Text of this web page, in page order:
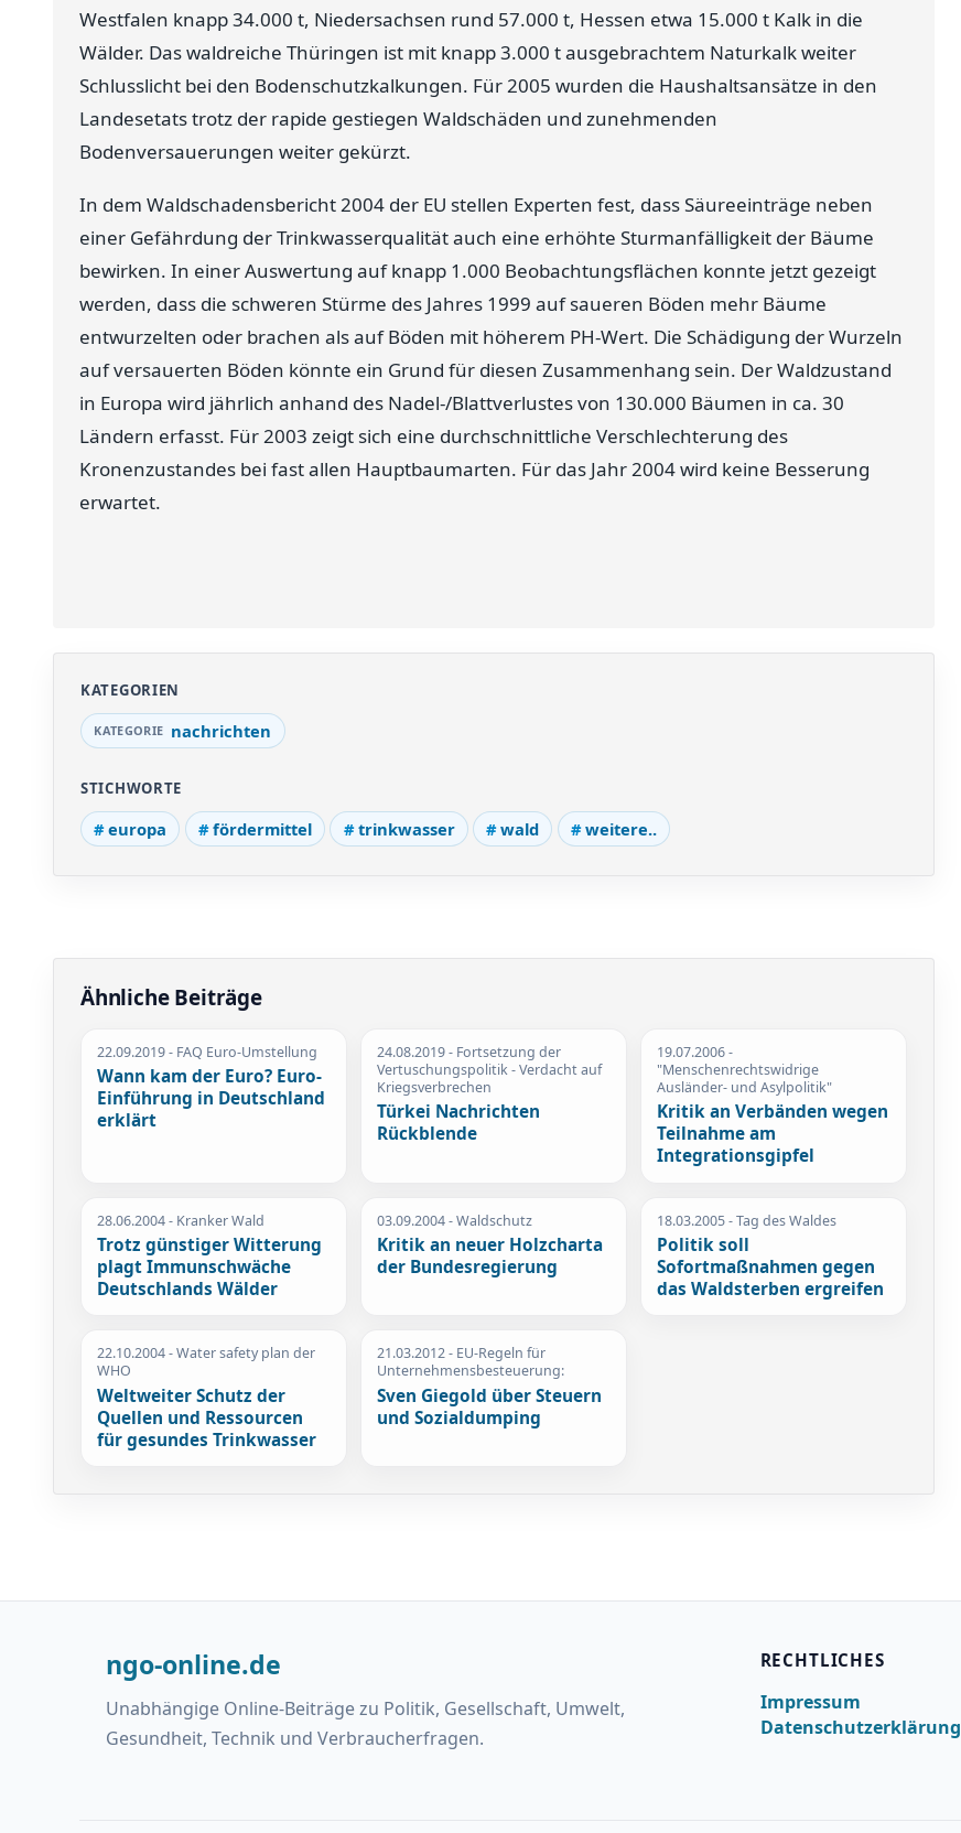
Westfalen knapp 34.000 t, Niedersachsen rund 57.000 t, Hessen etwa 15.000 t Kalk in die
Wälder. Das waldreiche Thüringen ist mit knapp 3.000 t ausgebrachtem Naturkalk weiter
Schlusslicht bei den Bodenschutzkalkungen. Für 2005 wurden die Haushaltsansätze in den
Landesetats trotz der rapide gestiegen Waldschäden und zunehmenden
Bodenversauerungen weiter gekürzt.
In dem Waldschadensbericht 2004 der EU stellen Experten fest, dass Säureeinträge neben
einer Gefährdung der Trinkwasserqualität auch eine erhöhte Sturmanfälligkeit der Bäume
bewirken. In einer Auswertung auf knapp 1.000 Beobachtungsflächen konnte jetzt gezeigt
werden, dass die schweren Stürme des Jahres 1999 auf saueren Böden mehr Bäume
entwurzelten oder brachen als auf Böden mit höherem PH-Wert. Die Schädigung der Wurzeln
auf versauerten Böden könnte ein Grund für diesen Zusammenhang sein. Der Waldzustand
in Europa wird jährlich anhand des Nadel-/Blattverlustes von 130.000 Bäumen in ca. 30
Ländern erfasst. Für 2003 zeigt sich eine durchschnittliche Verschlechterung des
Kronenzustandes bei fast allen Hauptbaumarten. Für das Jahr 2004 wird keine Besserung
erwartet.
KATEGORIEN
nachrichten
STICHWORTE
europa fördermittel trinkwasser wald weitere..
Ähnliche Beiträge
22.09.2019- FAQ Euro-Umstellung
Wann kam der Euro? Euro-
Einführung in Deutschland
erklärt
24.08.2019- Fortsetzung der
Vertuschungspolitik - Verdacht auf
Kriegsverbrechen
Türkei Nachrichten
Rückblende
19.07.2006-
"Menschenrechtswidrige
Ausländer- und Asylpolitik"
Kritik an Verbänden wegen
Teilnahme am
Integrationsgipfel
28.06.2004- Kranker Wald
Trotz günstiger Witterung
plagt Immunschwäche
Deutschlands Wälder
03.09.2004- Waldschutz
Kritik an neuer Holzcharta
der Bundesregierung
18.03.2005- Tag des Waldes
Politik soll
Sofortmaßnahmen gegen
das Waldsterben ergreifen
22.10.2004- Water safety plan der
WHO
Weltweiter Schutz der
Quellen und Ressourcen
für gesundes Trinkwasser
21.03.2012- EU-Regeln für
Unternehmensbesteuerung:
Sven Giegold über Steuern
und Sozialdumping
ngo-online.de
Unabhängige Online-Beiträge zu Politik, Gesellschaft, Umwelt,
Gesundheit, Technik und Verbraucherfragen.
RECHTLICHES
Impressum
Datenschutzerklärung